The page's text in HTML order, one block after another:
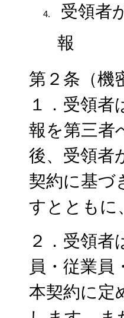
受領者
報
第２条（機
１．受領
報を第三者
後、受領者
契約に基づ
すとともに
２．受領
員・従業員
本契約に定